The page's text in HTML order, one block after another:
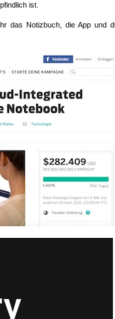
ist.
das Notizbuch, die App und